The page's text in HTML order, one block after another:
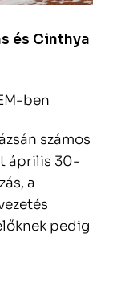
és Cinthya
ben
számos
április 30-
a
pedig